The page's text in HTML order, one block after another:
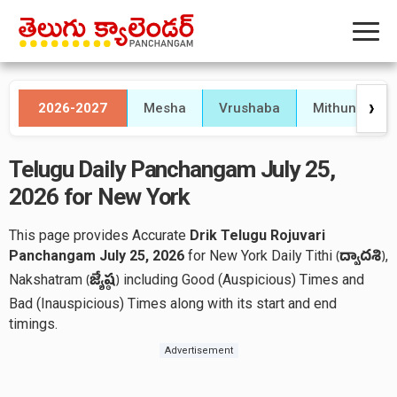
2026-2027 Mesha Vrushaba Mithuna ❯
Telugu Daily Panchangam July 25,
2026 for New York
This page provides Accurate Drik Telugu Rojuvari
Panchangam July 25, 2026 for New York Daily Tithi (ద్వాదశి),
Nakshatram (జ్యేష్ఠ) including Good (Auspicious) Times and
Bad (Inauspicious) Times along with its start and end
timings.
Advertisement